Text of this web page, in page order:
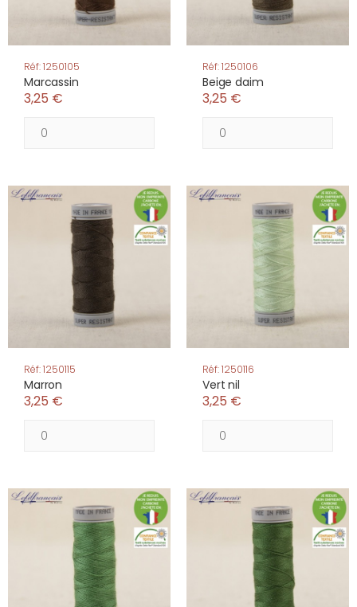
Réf: 1250105
Marcassin
3,25 €
Réf: 1250106
Beige daim
3,25 €
Réf: 1250115
Marron
3,25 €
Réf: 1250116
Vert nil
3,25 €